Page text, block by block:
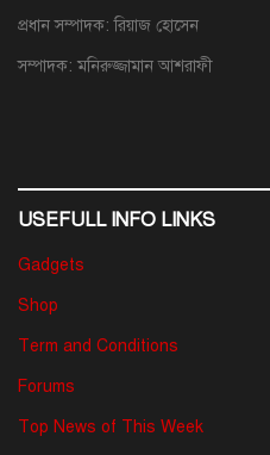
প্রধান সম্পাদক: রিয়াজ হোসেন
সম্পাদক: মনিরুজ্জামান আশরাফী
USEFULL INFO LINKS
Gadgets
Shop
Term and Conditions
Forums
Top News of This Week